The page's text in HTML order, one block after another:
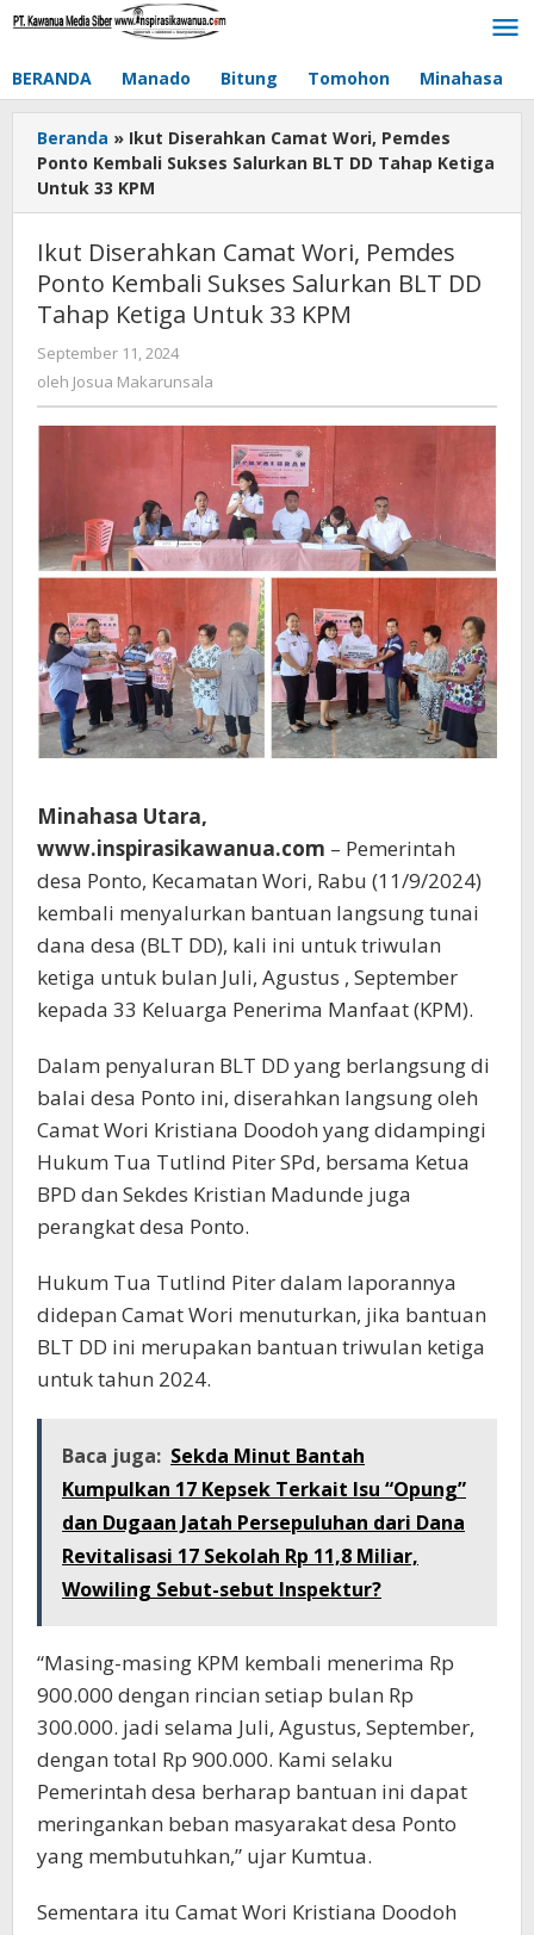
Lewati
BERANDA Manado Bitung Tomohon Minahasa
Beranda » Ikut Diserahkan Camat Wori, Pemdes
Ponto Kembali Sukses Salurkan BLT DD Tahap Ketiga
Untuk 33 KPM
Ikut Diserahkan Camat Wori, Pemdes
Ponto Kembali Sukses Salurkan BLT DD
Tahap Ketiga Untuk 33 KPM
September 11, 2024
Josua
oleh Josua Makarunsala
Minahasa Utara,
www.inspirasikawanua.com – Pemerintah
desa Ponto, Kecamatan Wori, Rabu (11/9/2024)
kembali menyalurkan bantuan langsung tunai
dana desa (BLT DD), kali ini untuk triwulan
ketiga untuk bulan Juli, Agustus , September
kepada 33 Keluarga Penerima Manfaat (KPM).
Dalam penyaluran BLT DD yang berlangsung di
balai desa Ponto ini, diserahkan langsung oleh
Camat Wori Kristiana Doodoh yang didampingi
Hukum Tua Tutlind Piter SPd, bersama Ketua
BPD dan Sekdes Kristian Madunde juga
perangkat desa Ponto.
Hukum Tua Tutlind Piter dalam laporannya
didepan Camat Wori menuturkan, jika bantuan
BLT DD ini merupakan bantuan triwulan ketiga
untuk tahun 2024.
Baca juga: Sekda Minut Bantah
Kumpulkan 17 Kepsek Terkait Isu “Opung”
dan Dugaan Jatah Persepuluhan dari Dana
Revitalisasi 17 Sekolah Rp 11,8 Miliar,
Wowiling Sebut-sebut Inspektur?
“Masing-masing KPM kembali menerima Rp
900.000 dengan rincian setiap bulan Rp
300.000. jadi selama Juli, Agustus, September,
dengan total Rp 900.000. Kami selaku
Pemerintah desa berharap bantuan ini dapat
meringankan beban masyarakat desa Ponto
yang membutuhkan,” ujar Kumtua.
Sementara itu Camat Wori Kristiana Doodoh